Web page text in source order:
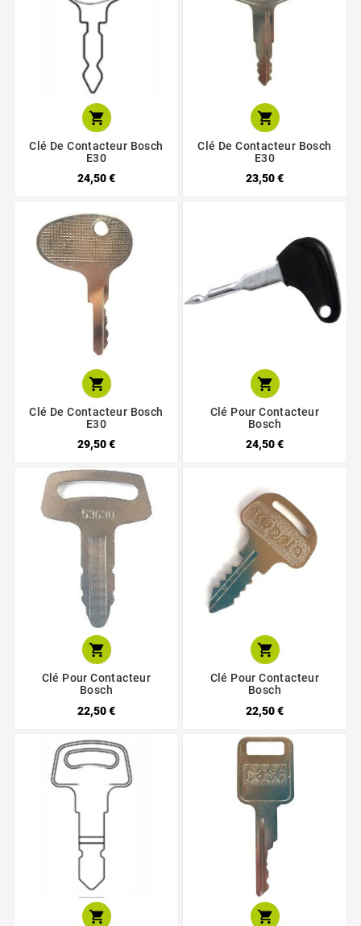

Clé De Contacteur Bosch
E30
24,50 €

Clé De Contacteur Bosch
E30
23,50 €

Clé De Contacteur Bosch
E30
29,50 €

Clé Pour Contacteur
Bosch
24,50 €

Clé Pour Contacteur
Bosch
22,50 €

Clé Pour Contacteur
Bosch
22,50 €
 